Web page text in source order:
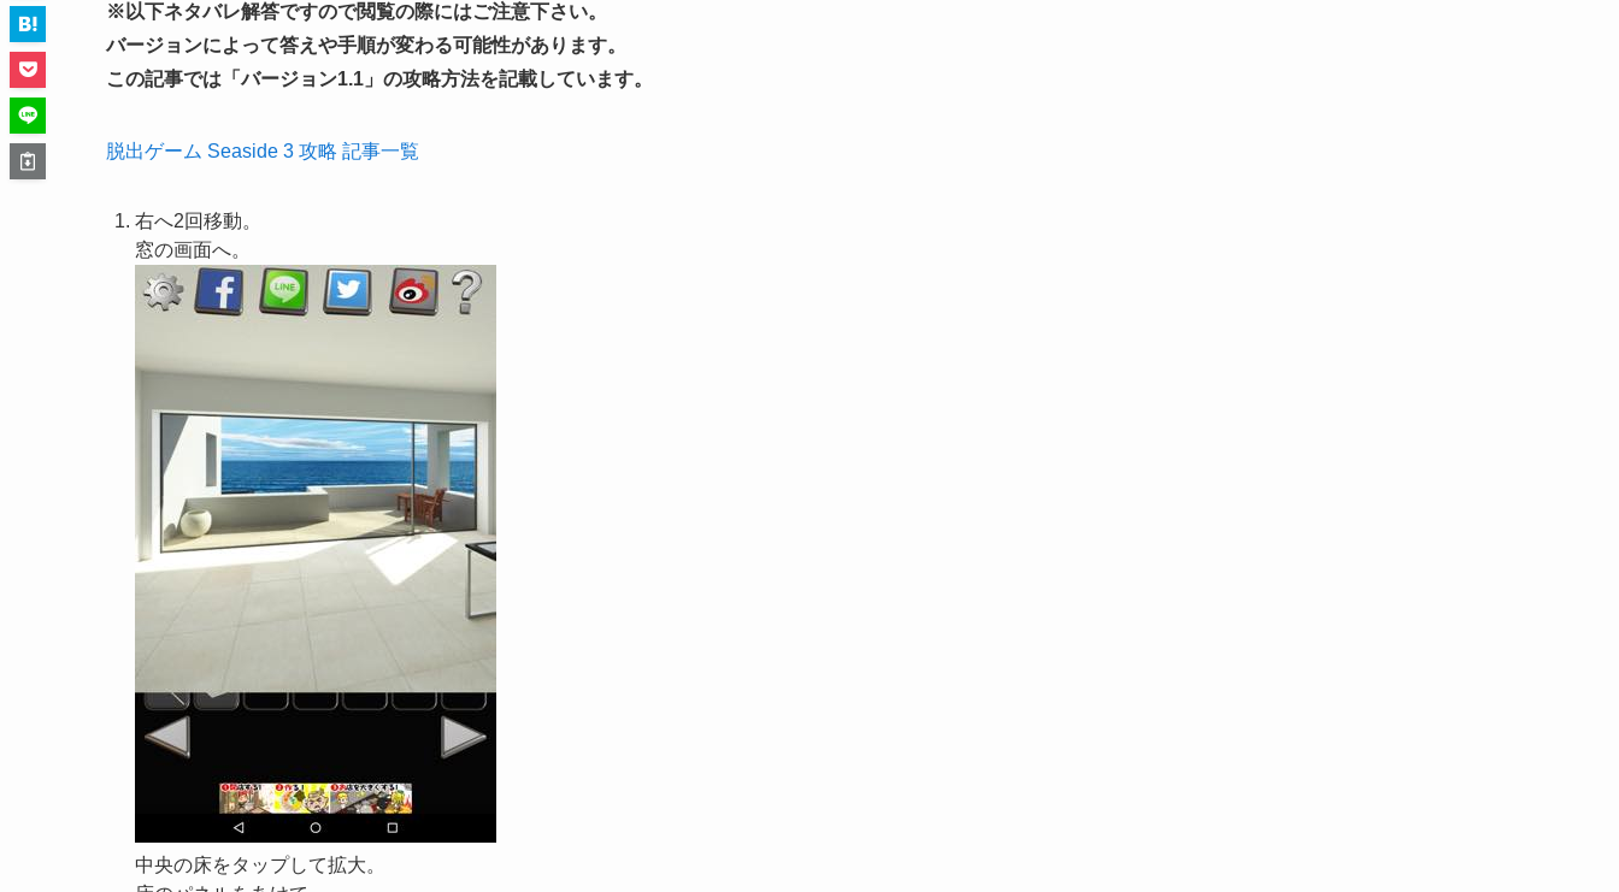
※以下ネタバレ解答ですので閲覧の際にはご注意下さい。
バージョンによって答えや手順が変わる可能性があります。
この記事では「バージョン1.1 」の攻略方法を記載しています。
脱出ゲーム Seaside 3 攻略 記事一覧
右へ2回移動。
窓の画面へ。
中央の床をタップして拡大。